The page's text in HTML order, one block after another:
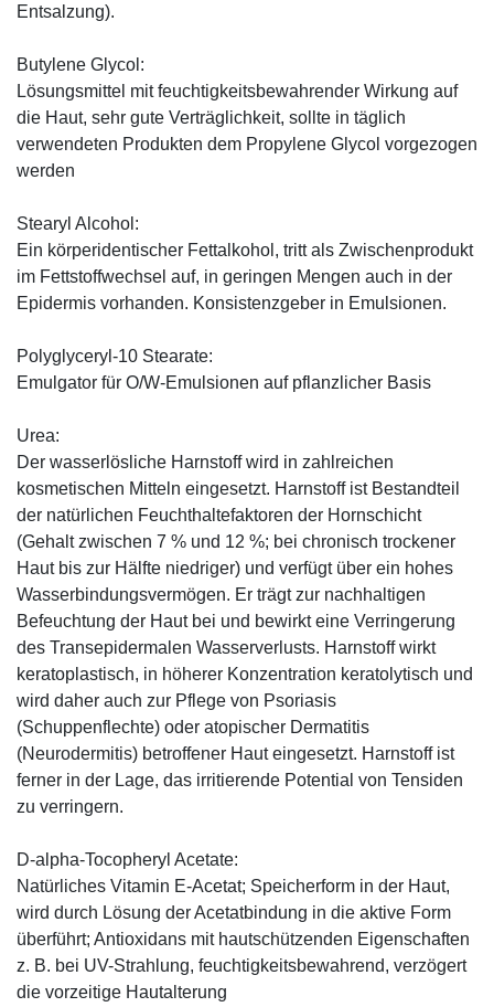
Entsalzung).
Butylene Glycol:
Lösungsmittel mit feuchtigkeitsbewahrender Wirkung auf
die Haut, sehr gute Verträglichkeit, sollte in täglich
verwendeten Produkten dem Propylene Glycol vorgezogen
werden
Stearyl Alcohol:
Ein körperidentischer Fettalkohol, tritt als Zwischenprodukt
im Fettstoffwechsel auf, in geringen Mengen auch in der
Epidermis vorhanden. Konsistenzgeber in Emulsionen.
Polyglyceryl-10 Stearate:
Emulgator für O/W-Emulsionen auf pflanzlicher Basis
Urea:
Der wasserlösliche Harnstoff wird in zahlreichen
kosmetischen Mitteln eingesetzt. Harnstoff ist Bestandteil
der natürlichen Feuchthaltefaktoren der Hornschicht
(Gehalt zwischen 7 % und 12 %; bei chronisch trockener
Haut bis zur Hälfte niedriger) und verfügt über ein hohes
Wasserbindungsvermögen. Er trägt zur nachhaltigen
Befeuchtung der Haut bei und bewirkt eine Verringerung
des Transepidermalen Wasserverlusts. Harnstoff wirkt
keratoplastisch, in höherer Konzentration keratolytisch und
wird daher auch zur Pflege von Psoriasis
(Schuppenflechte) oder atopischer Dermatitis
(Neurodermitis) betroffener Haut eingesetzt. Harnstoff ist
ferner in der Lage, das irritierende Potential von Tensiden
zu verringern.
D-alpha-Tocopheryl Acetate:
Natürliches Vitamin E-Acetat; Speicherform in der Haut,
wird durch Lösung der Acetatbindung in die aktive Form
überführt; Antioxidans mit hautschützenden Eigenschaften
z. B. bei UV-Strahlung, feuchtigkeitsbewahrend, verzögert
die vorzeitige Hautalterung